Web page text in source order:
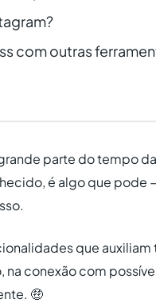
com outras
parte do tempo
é algo que pode
que
conexão com
🤑